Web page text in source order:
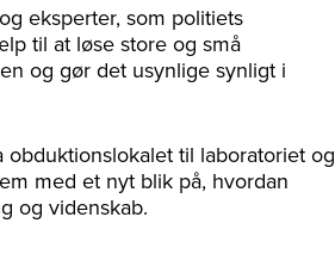
eksperter, som politiets
til at løse store og små
og gør det usynlige synligt i
til laboratoriet og
med et nyt blik på, hvordan
og videnskab.